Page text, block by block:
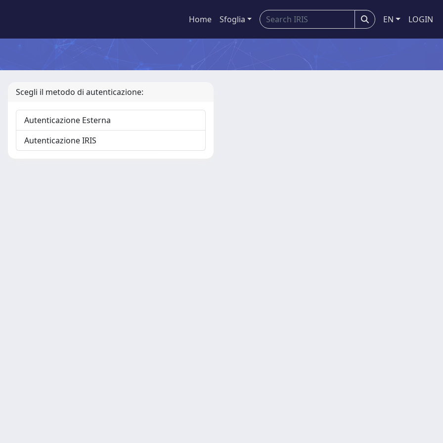
Home Sfoglia EN LOGIN
Scegli il metodo di autenticazione:
Autenticazione Esterna
Autenticazione IRIS